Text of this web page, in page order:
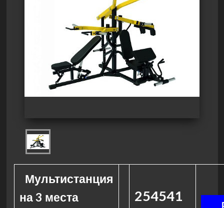
Мультистанция
на 3 места
254541